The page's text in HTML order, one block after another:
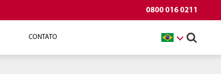
0800 016 0211
CONTATO